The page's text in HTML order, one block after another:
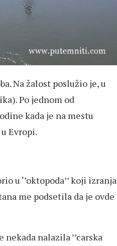
Na žalost poslužio je, u
Po jednom od
kada je na mestu
Evropi.
u ‘’oktopoda’’ koji izranja
me podsetila da je ovde
nekada nalazila ’’carska